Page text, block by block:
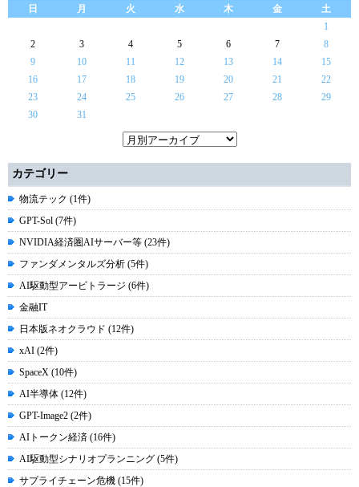
日
月 火 水 木 金
土
1
2
3 4 5 6 7
8
9
10 11 12 13 14
15
16
17 18 19 20 21
22
23
24 25 26 27 28
29
30
31
カテゴリー
物流テック (1件)
GPT-Sol (7件)
NVIDIA経済圏AIサーバー等 (23件)
ファンダメンタルズ分析 (5件)
AI駆動型アービトラージ (6件)
金融IT
日本版ネオクラウド (12件)
xAI (2件)
SpaceX (10件)
AI半導体 (12件)
GPT-Image2 (2件)
AIトークン経済 (16件)
AI駆動型シナリオプランニング (5件)
サプライチェーン危機 (15件)